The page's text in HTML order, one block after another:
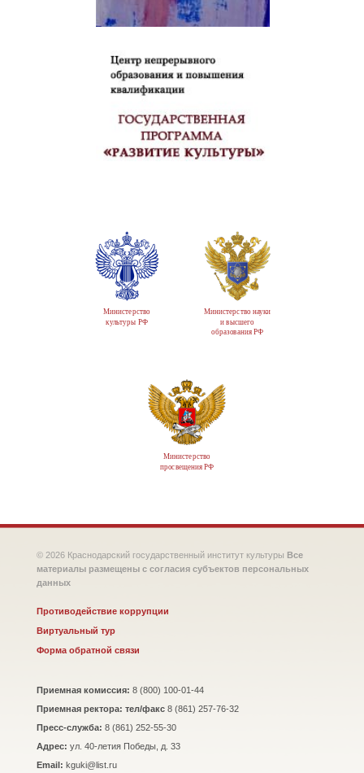
Министерство
культуры РФ
Министерство науки
и высшего
образования РФ
Министерство
просвещения РФ
© 2026 Краснодарский государственный институт культуры Все
материалы размещены с согласия субъектов персональных
данных
Противодействие коррупции
Виртуальный тур
Форма обратной связи
Приемная комиссия: 8 (800) 100-01-44
Приемная ректора: тел/факс 8 (861) 257-76-32
Пресс-служба: 8 (861) 252-55-30
Адрес: ул. 40-летия Победы, д. 33
Email: kguki@list.ru